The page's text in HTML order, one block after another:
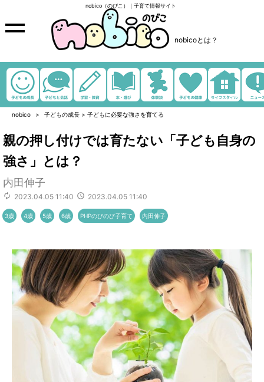
nobico（のびこ）｜子育て情報サイト
nobicoとは？
nobico 子どもの成長 > 子どもに必要な強さを育てる
親の押し付けでは育たない「子ども自身の
強さ」とは？
内田伸子
2023.04.05 11:40 2023.04.05 11:40
3歳 4歳 5歳 6歳 PHPのびのび子育て 内田伸子